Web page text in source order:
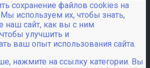
сохранение файлов cookies на
используем их, чтобы знать,
наш сайт, как вы с ним
улучшить и
ваш опыт использования сайта.
нажмите на ссылку категории. Вы